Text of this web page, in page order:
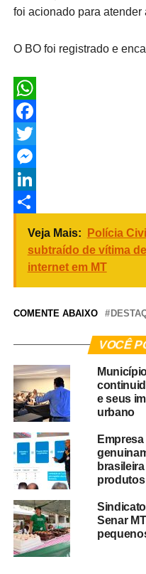
foi acionado para atender
O BO foi registrado e
WhatsApp
Facebook
Twitter
Messenger
LinkedIn
Veja Mais:
Polícia
subtraído de vítima
internet em MT
COMENTE ABAIXO
VOCÊ
e seus
urbano
produtos
Senar